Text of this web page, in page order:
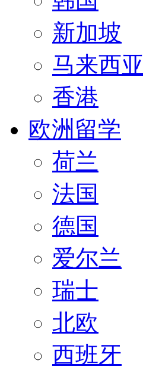
新加坡
马来西亚
香港
欧洲留学
荷兰
法国
德国
爱尔兰
瑞士
北欧
西班牙